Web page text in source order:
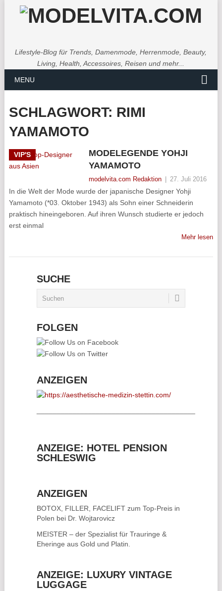
Lifestyle-Blog für Trends, Damenmode, Herrenmode, Beauty,
Living, Health, Accessoires, Reisen und mehr...
MENU
SCHLAGWORT: RIMI
YAMAMOTO
VIP'S
MODELEGENDE YOHJI
YAMAMOTO
modelvita.com Redaktion 27. Juli 2016
In die Welt der Mode wurde der japanische Designer Yohji
Yamamoto (*03. Oktober 1943) als Sohn einer Schneiderin
praktisch hineingeboren. Auf ihren Wunsch studierte er jedoch
erst einmal
Mehr lesen
SUCHE
FOLGEN
ANZEIGEN
ANZEIGE: HOTEL PENSION
SCHLESWIG
ANZEIGEN
BOTOX, FILLER, FACELIFTzum Top-Preis in
Polen bei Dr. Wojtarovicz
MEISTER – der Spezialist für Trauringe &
Eheringe aus Gold und Platin.
ANZEIGE: LUXURY VINTAGE
LUGGAGE